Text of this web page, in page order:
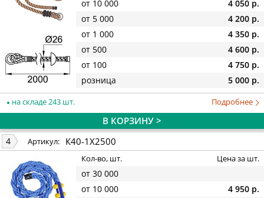
от 10 000
4 050 р.
от 5 000
4 200 р.
от 1 000
4 350 р.
от 500
4 600 р.
от 100
4 750 р.
розница
5 000 р.
на складе 243 шт. Подробнее
В КОРЗИНУ >
4 Артикул: К40-1Х2500
Кол-во, шт. Цена за шт.
от 30 000
от 10 000
4 950 р.